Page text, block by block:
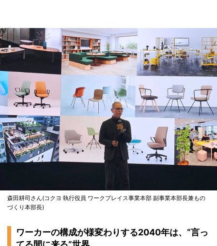
森田耕司さん(コクヨ 執行役員 ワークプレイス事業本部 副事業本部長兼もの
づくり本部長)
ワーカーの構成が様変わりする2040年は、“言っ